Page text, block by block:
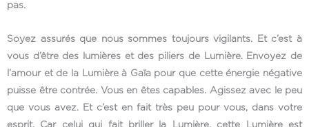
pas.
Soyez assurés que nous sommes toujours vigilants. Et c’est à
vous d’être des lumières et des piliers de Lumière. Envoyez de
l’amour et de la Lumière à Gaïa pour que cette énergie négative
puisse être contrée. Vous en êtes capables. Agissez avec le peu
que vous avez. Et c’est en fait très peu pour vous, dans votre